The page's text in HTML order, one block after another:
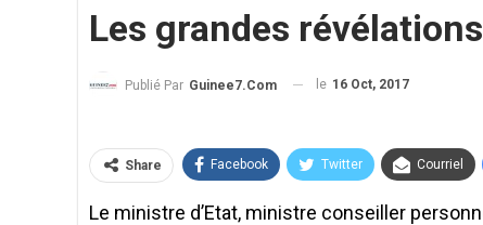
Les grandes
Publié Par Guinee7.com le 16 Oct, 2017
Share Facebook Twitter Courriel
Le ministre d’Etat, ministre conseiller